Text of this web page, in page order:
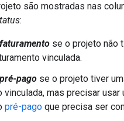
são mostradas nas
:
se o projeto não
vinculada.
pago se o projeto tiver
vinculada, mas precisar usar
pré-pago que precisa ser